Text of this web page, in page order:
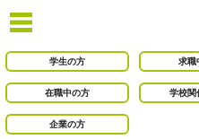
学生の方 求職
在職中の方 学校関
企業の方